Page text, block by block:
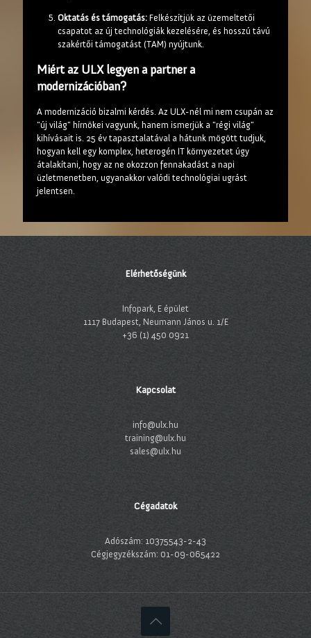
Oktatás és támogatás: Felkészítjük az üzemeltetői
csapatot az új technológiák kezelésére, és hosszú távú
szakértői támogatást (TAM) nyújtunk.
Miért az ULX legyen a partner a
modernizációban?
A modernizáció bizalmi kérdés. Az ULX-nél mi nem csupán az
"új világ" hírnökei vagyunk, hanem ismerjük a "régi világ"
kihívásait is. 25 év tapasztalatával a hátunk mögött tudjuk,
hogyan kell egy komplex, heterogén IT környezetet úgy
átalakítani, hogy az ne okozzon fennakadást a napi
üzletmenetben, ugyanakkor valódi technológiai ugrást
jelentsen.
Elérhetőségünk
Infopark, E épület
1117 Budapest, Neumann János u. 1/E
+36 (1) 450 0921
Kapcsolat
info@ulx.hu
training@ulx.hu
sales@ulx.hu
Cégadatok
Adószám: 10375543-2-43
Cégjegyzékszám: 01-09-065422